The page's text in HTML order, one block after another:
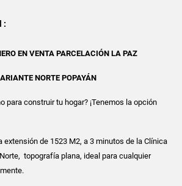
:
EN VENTA PARCELACIÓN LA PAZ
NORTE POPAYÁN
para construir tu hogar? ¡Tenemos la opción
extensión de 1523 M2, a 3 minutos de la Clínica
topografía plana, ideal para cualquier